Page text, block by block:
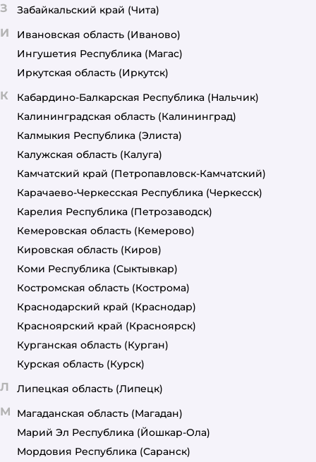
З Забайкальский край (Чита)
И Ивановская область (Иваново)
Ингушетия Республика (Магас)
Иркутская область (Иркутск)
К Кабардино-Балкарская Республика (Нальчик)
Калининградская область (Калининград)
Калмыкия Республика (Элиста)
Калужская область (Калуга)
Камчатский край (Петропавловск-Камчатский)
Карачаево-Черкесская Республика (Черкесск)
Карелия Республика (Петрозаводск)
Кемеровская область (Кемерово)
Кировская область (Киров)
Коми Республика (Сыктывкар)
Костромская область (Кострома)
Краснодарский край (Краснодар)
Красноярский край (Красноярск)
Курганская область (Курган)
Курская область (Курск)
Л Липецкая область (Липецк)
М Магаданская область (Магадан)
Марий Эл Республика (Йошкар-Ола)
Мордовия Республика (Саранск)